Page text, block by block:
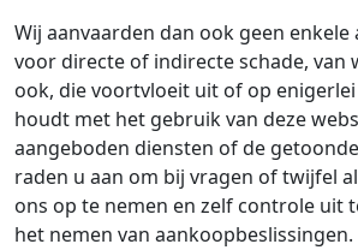
Wij aanvaarden dan ook geen
voor directe of indirecte schade, van
ook, die voortvloeit uit of op
houdt met het gebruik van deze
aangeboden diensten of de
raden u aan om bij vragen of twijfel
ons op te nemen en zelf controle uit
het nemen van aankoopbeslissingen.